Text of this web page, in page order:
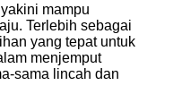
mampu
Terlebih sebagai
yang tepat untuk
menjemput
sama lincah dan